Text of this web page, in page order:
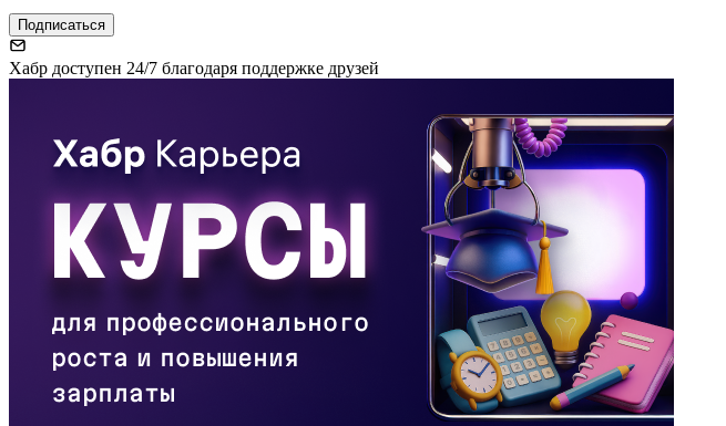
Подписаться
Хабр доступен 24/7 благодаря поддержке друзей